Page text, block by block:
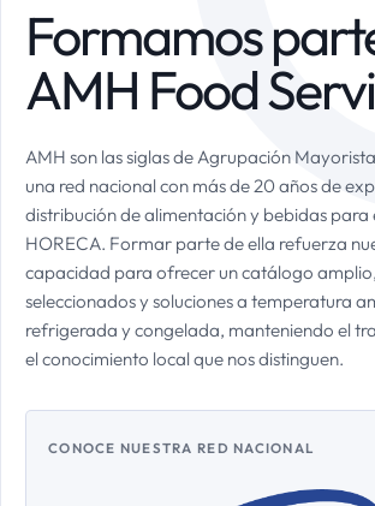
Formamos
AMH Food
AMH son las siglas de Agrupación
una red nacional con más de 20 años de
distribución de alimentación y bebidas para
HORECA. Formar parte de ella refuerza
capacidad para ofrecer un catálogo
seleccionados y soluciones a temperatura
refrigerada y congelada, manteniendo el
el conocimiento local que nos distinguen.
CONOCE NUESTRA RED NACIONAL